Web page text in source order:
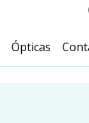
Ópticas